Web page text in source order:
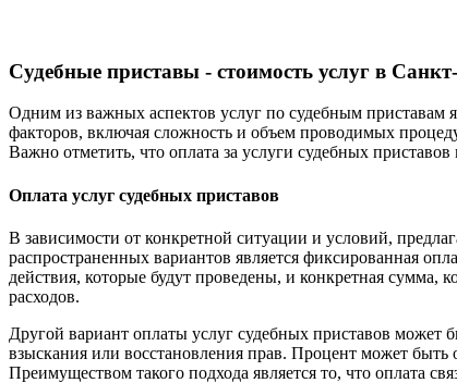
Судебные приставы - стоимость услуг в
Одним из важных аспектов услуг по судебным приставам
факторов, включая сложность и объем проводимых
Важно отметить, что оплата за услуги судебных
Оплата услуг судебных приставов
В зависимости от конкретной ситуации и условий,
распространенных вариантов является фиксированная
действия, которые будут проведены, и конкретная сумма,
расходов.
Другой вариант оплаты услуг судебных приставов может
взыскания или восстановления прав. Процент может быть
Преимуществом такого подхода является то, что оплата